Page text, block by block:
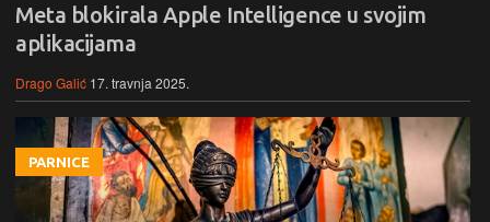
Meta blokirala Apple Intelligence u svojim
aplikacijama
Drago Galić 17. travnja 2025.
PARNICE